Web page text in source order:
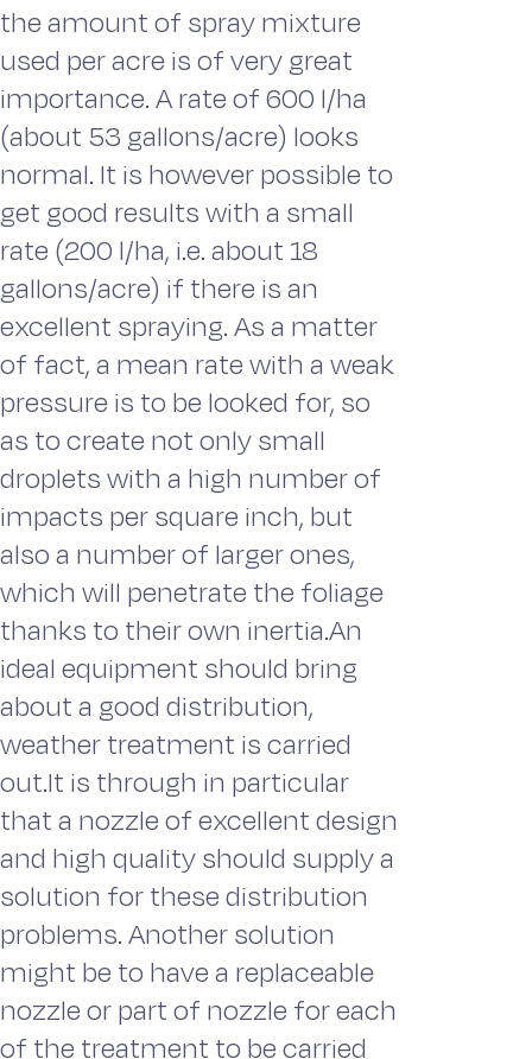
the amount of spray mixture
used per acre is of very great
importance. A rate of 600 l/ha
(about 53 gallons/acre) looks
normal. It is however possible to
get good results with a small
rate (200 l/ha, i.e. about 18
gallons/acre) if there is an
excellent spraying. As a matter
of fact, a mean rate with a weak
pressure is to be looked for, so
as to create not only small
droplets with a high number of
impacts per square inch, but
also a number of larger ones,
which will penetrate the foliage
thanks to their own inertia.An
ideal equipment should bring
about a good distribution,
weather treatment is carried
out.It is through in particular
that a nozzle of excellent design
and high quality should supply a
solution for these distribution
problems. Another solution
might be to have a replaceable
nozzle or part of nozzle for each
of the treatment to be carried